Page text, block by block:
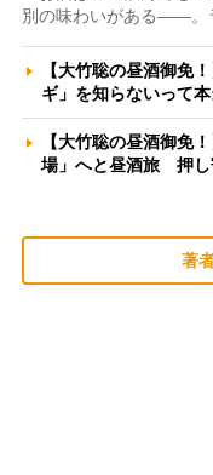
別の味わいがある――。
【大竹聡の昼酒御免
ギ」を知らないって
【大竹聡の昼酒御免
場」へと昼酒旅 押
著